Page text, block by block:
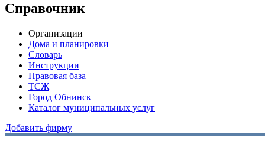
Справочник
Организации
Дома и планировки
Словарь
Инструкции
Правовая база
ТСЖ
Город Обнинск
Каталог муниципальных услуг
Добавить фирму